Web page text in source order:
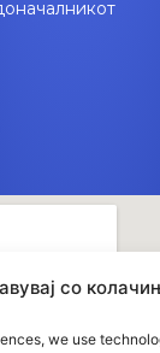
со
we use